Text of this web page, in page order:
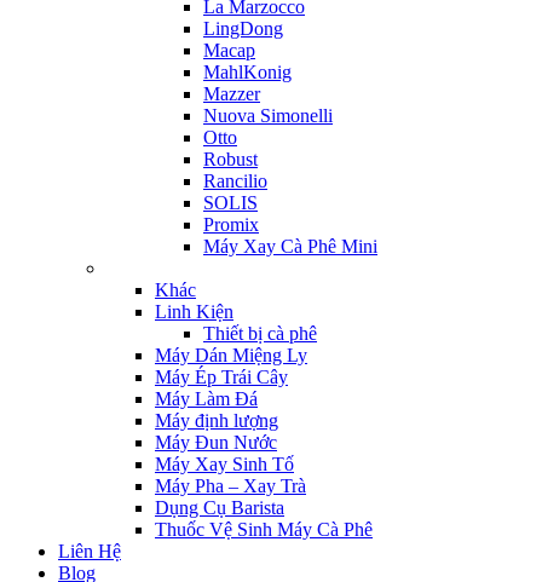
La Marzocco
LingDong
Macap
MahlKonig
Mazzer
Nuova Simonelli
Otto
Robust
Rancilio
SOLIS
Promix
Máy Xay Cà Phê Mini
Khác
Linh Kiện
Thiết bị cà phê
Máy Dán Miệng Ly
Máy Ép Trái Cây
Máy Làm Đá
Máy định lượng
Máy Đun Nước
Máy Xay Sinh Tố
Máy Pha – Xay Trà
Dụng Cụ Barista
Thuốc Vệ Sinh Máy Cà Phê
Liên Hệ
Blog